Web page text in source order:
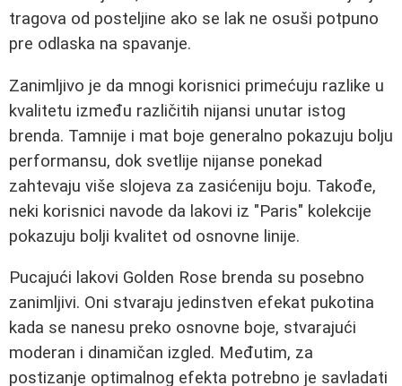
tragova od posteljine ako se lak ne osuši potpuno
pre odlaska na spavanje.
Zanimljivo je da mnogi korisnici primećuju razlike u
kvalitetu između različitih nijansi unutar istog
brenda. Tamnije i mat boje generalno pokazuju bolju
performansu, dok svetlije nijanse ponekad
zahtevaju više slojeva za zasićeniju boju. Takođe,
neki korisnici navode da lakovi iz "Paris" kolekcije
pokazuju bolji kvalitet od osnovne linije.
Pucajući lakovi Golden Rose brenda su posebno
zanimljivi. Oni stvaraju jedinstven efekat pukotina
kada se nanesu preko osnovne boje, stvarajući
moderan i dinamičan izgled. Međutim, za
postizanje optimalnog efekta potrebno je savladati